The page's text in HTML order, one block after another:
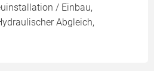
/ Einbau,
Abgleich,